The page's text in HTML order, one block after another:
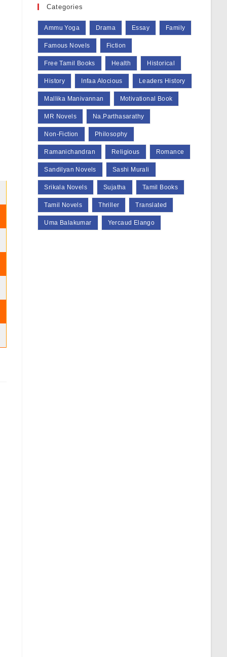
Categories
Ammu Yoga Drama Essay Family
Famous Novels Fiction
Free Tamil Books Health Historical
History Infaa Alocious Leaders History
Mallika Manivannan Motivational Book
MR Novels Na.Parthasarathy
Non-Fiction Philosophy
Ramanichandran Religious Romance
Sandilyan Novels Sashi Murali
Srikala Novels Sujatha Tamil Books
Tamil Novels Thriller Translated
Uma Balakumar Yercaud Elango